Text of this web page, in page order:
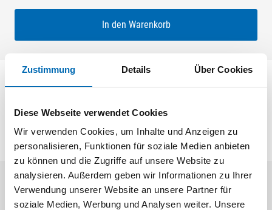
Zustimmung Details Über Cookies
Diese Webseite verwendet Cookies
Wir verwenden Cookies, um Inhalte und Anzeigen zu
personalisieren, Funktionen für soziale Medien anbieten
zu können und die Zugriffe auf unsere Website zu
analysieren. Außerdem geben wir Informationen zu Ihrer
Verwendung unserer Website an unsere Partner für
soziale Medien, Werbung und Analysen weiter. Unsere
In den Warenkorb
Aktuelle Angebote